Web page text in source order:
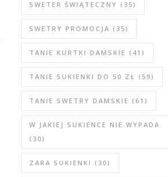
SWETER ŚWIĄTECZNY (35)
SWETRY PROMOCJA (35)
TANIE KURTKI DAMSKIE (41)
TANIE SUKIENKI DO 50 ZŁ (59)
TANIE SWETRY DAMSKIE (61)
W JAKIEJ SUKIENCE NIE WYPADA
(30)
ZARA SUKIENKI (30)